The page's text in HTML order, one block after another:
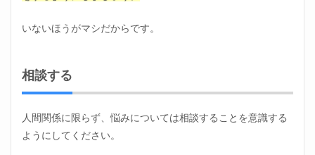
いないほうがマシだからです。
相談する
人間関係に限らず、悩みについては相談することを意識する
ようにしてください。